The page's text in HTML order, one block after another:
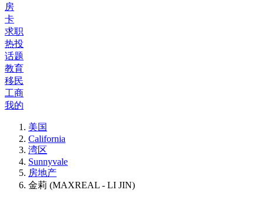
房
卡
求职
热投
话题
教育
移民
工商
我的
美国
California
湾区
Sunnyvale
房地产
金莉 (MAXREAL - LI JIN)